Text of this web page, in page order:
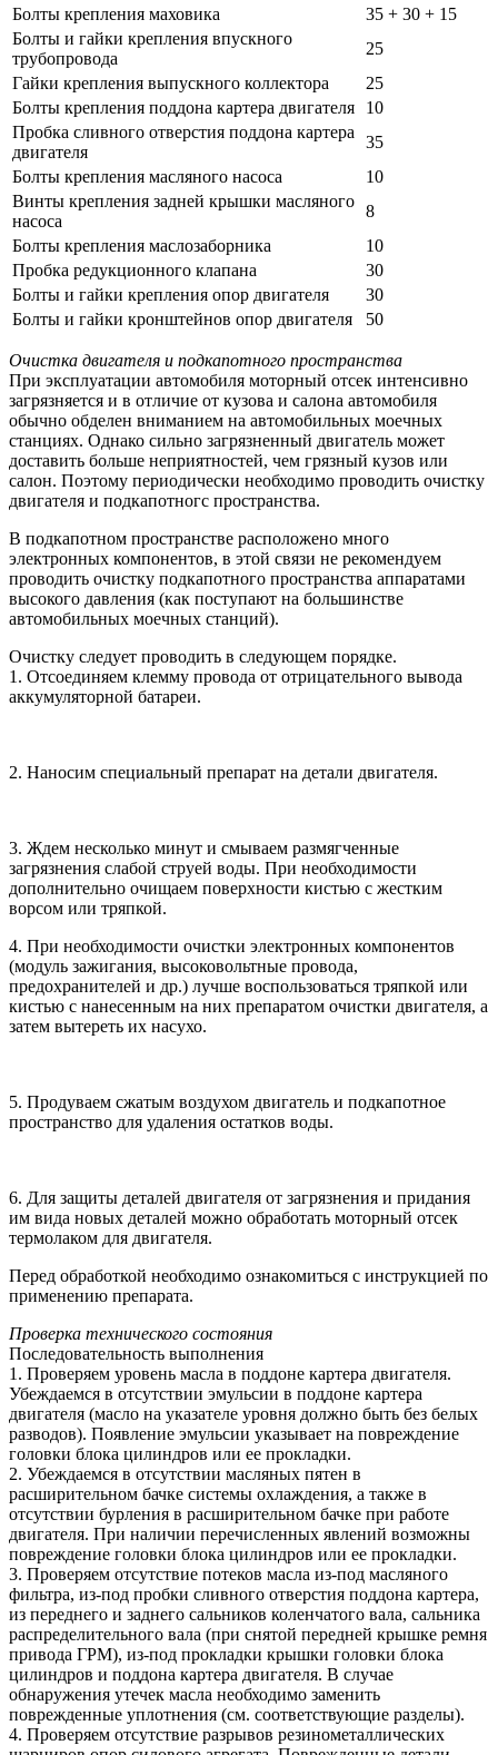
Болты крепления маховика
35 + 30 + 15
Болты и гайки крепления впускного
трубопровода
25
Гайки крепления выпускного коллектора
25
Болты крепления поддона картера двигателя
10
Пробка сливного отверстия поддона картера
двигателя
35
Болты крепления масляного насоса
10
Винты крепления задней крышки масляного
насоса
8
Болты крепления маслозаборника
10
Пробка редукционного клапана
30
Болты и гайки крепления опор двигателя
30
Болты и гайки кронштейнов опор двигателя
50
Очистка двигателя и подкапотного пространства
При эксплуатации автомобиля моторный отсек интенсивно
загрязняется и в отличие от кузова и салона автомобиля
обычно обделен вниманием на автомобильных моечных
станциях. Однако сильно загрязненный двигатель может
доставить больше неприятностей, чем грязный кузов или
салон. Поэтому периодически необходимо проводить очистку
двигателя и подкапотногс пространства.
В подкапотном пространстве расположено много
электронных компонентов, в этой связи не рекомендуем
проводить очистку подкапотного пространства аппаратами
высокого давления (как поступают на большинстве
автомобильных моечных станций).
Очистку следует проводить в следующем порядке.
1. Отсоединяем клемму провода от отрицательного вывода
аккумуляторной батареи.
2. Наносим специальный препарат на детали двигателя.
3. Ждем несколько минут и смываем размягченные
загрязнения слабой струей воды. При необходимости
дополнительно очищаем поверхности кистью с жестким
ворсом или тряпкой.
4. При необходимости очистки электронных компонентов
(модуль зажигания, высоковольтные провода,
предохранителей и др.) лучше воспользоваться тряпкой или
кистью с нанесенным на них препаратом очистки двигателя, а
затем вытереть их насухо.
5. Продуваем сжатым воздухом двигатель и подкапотное
пространство для удаления остатков воды.
6. Для защиты деталей двигателя от загрязнения и придания
им вида новых деталей можно обработать моторный отсек
термолаком для двигателя.
Перед обработкой необходимо ознакомиться с инструкцией по
применению препарата.
Проверка технического состояния
Последовательность выполнения
1. Проверяем уровень масла в поддоне картера двигателя.
Убеждаемся в отсутствии эмульсии в поддоне картера
двигателя (масло на указателе уровня должно быть без белых
разводов). Появление эмульсии указывает на повреждение
головки блока цилиндров или ее прокладки.
2. Убеждаемся в отсутствии масляных пятен в
расширительном бачке системы охлаждения, а также в
отсутствии бурления в расширительном бачке при работе
двигателя. При наличии перечисленных явлений возможны
повреждение головки блока цилиндров или ее прокладки.
3. Проверяем отсутствие потеков масла из-под масляного
фильтра, из-под пробки сливного отверстия поддона картера,
из переднего и заднего сальников коленчатого вала, сальника
распределительного вала (при снятой передней крышке ремня
привода ГРМ), из-под прокладки крышки головки блока
цилиндров и поддона картера двигателя. В случае
обнаружения утечек масла необходимо заменить
поврежденные уплотнения (см. соответствующие разделы).
4. Проверяем отсутствие разрывов резинометаллических